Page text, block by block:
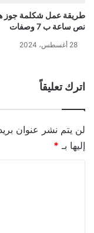
طريقة عمل شكلمة جوز
نص ساعة ب 7 وصفات
28 أغسطس، 2024
اترك تعليقاً
لن يتم نشر عنوان
إليها بـ *